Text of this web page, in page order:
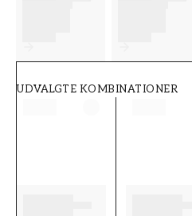
UDVALGTE KOMBINATIONER